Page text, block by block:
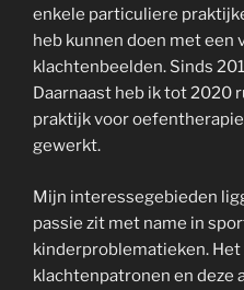
enkele particuliere
heb kunnen doen met een
klachtenbeelden. Sinds
Daarnaast heb ik tot 2020
praktijk voor
gewerkt.
Mijn interessegebieden
passie zit met name in
kinderproblematieken. Het
klachtenpatronen en deze